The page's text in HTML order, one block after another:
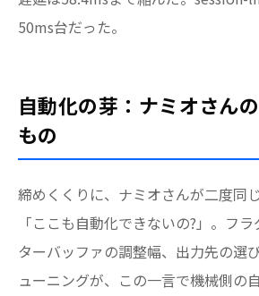
50ms台だった。
自動化の芽：ナミオさん
もの
締めくくりに、ナミオさんが二度同
「ここも自動化できないの?」。フ
ターバッファの調整幅、出力先の
ューニングが、この一言で機械側の